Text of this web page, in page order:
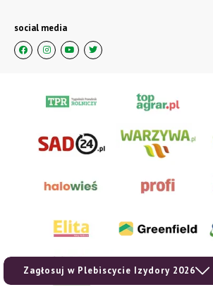
Zagłosuj w Plebiscycie Izydory 2026
social media